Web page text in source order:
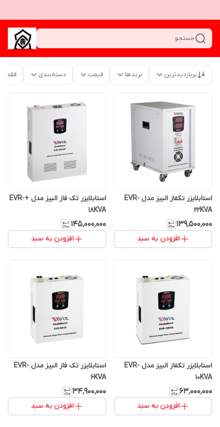
جستجو
پربازدیدترین برندها قیمت دسته‌بندی فقط
استابلایزر تکفاز البیز مدل EVR-
22KVA
۱۳۹٬۵۰۰٬۰۰۰
افزودن به سبد
استابلایزر تک فاز البیز مدل +EVR-
18KVA
۱۴۵٬۰۰۰٬۰۰۰
افزودن به سبد
استابلایزر تکفاز البیز مدل EVR-
10KVA
۶۳٬۰۰۰٬۰۰۰
افزودن به سبد
استابلایزر تک فاز البیز مدل EVR-
6KVA
۳۴٬۹۰۰٬۰۰۰
افزودن به سبد